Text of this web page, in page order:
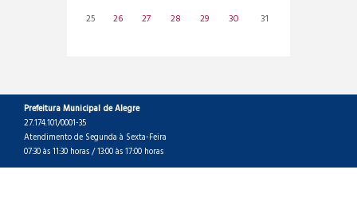
25
26 27 28 29 30 31
Prefeitura Municipal de Alegre
27.174.101/0001-35
Atendimento de Segunda à Sexta-Feira
07:30 às 11:30 horas / 13:00 às 17:00 horas